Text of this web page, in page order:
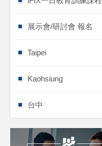
展示會/研討會 報名
Taipei
Kaohsiung
台中